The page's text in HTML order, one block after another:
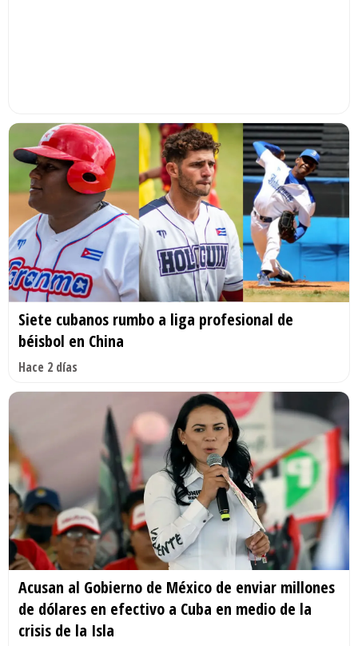
Siete cubanos rumbo a liga profesional de
béisbol en China
Hace 2 días
Acusan al Gobierno de México de enviar millones
de dólares en efectivo a Cuba en medio de la
crisis de la Isla